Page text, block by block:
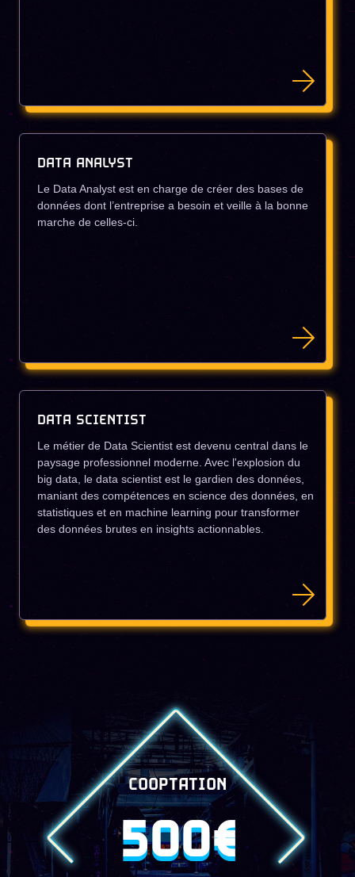
DATA ANALYST
Le Data Analyst est en charge de créer des bases de
données dont l’entreprise a besoin et veille à la bonne
marche de celles-ci.
DATA SCIENTIST
Le métier de Data Scientist est devenu central dans le
paysage professionnel moderne. Avec l'explosion du
big data, le data scientist est le gardien des données,
maniant des compétences en science des données, en
statistiques et en machine learning pour transformer
des données brutes en insights actionnables.
COOPTATION
500€